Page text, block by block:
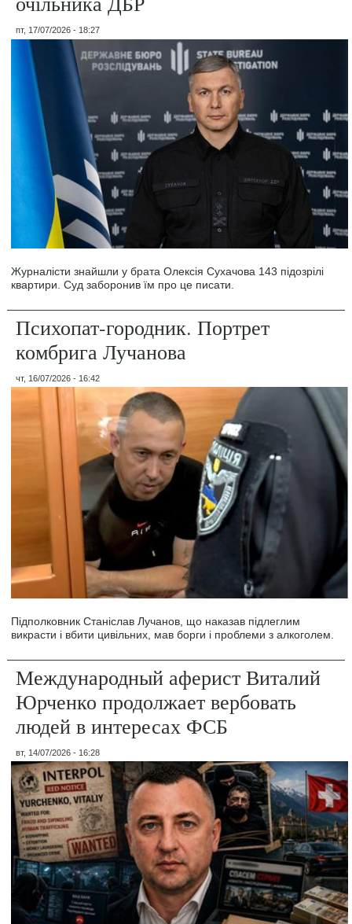
пт, 17/07/2026 - 18:27
Журналісти знайшли у брата Олексія Сухачова 143 підозрілі
квартири. Суд заборонив їм про це писати.
Психопат-городник. Портрет
комбрига Лучанова
чт, 16/07/2026 - 16:42
Підполковник Станіслав Лучанов, що наказав підлеглим
викрасти і вбити цивільних, мав борги і проблеми з алкоголем.
Международный аферист Виталий
Юрченко продолжает вербовать
людей в интересах ФСБ
вт, 14/07/2026 - 16:28